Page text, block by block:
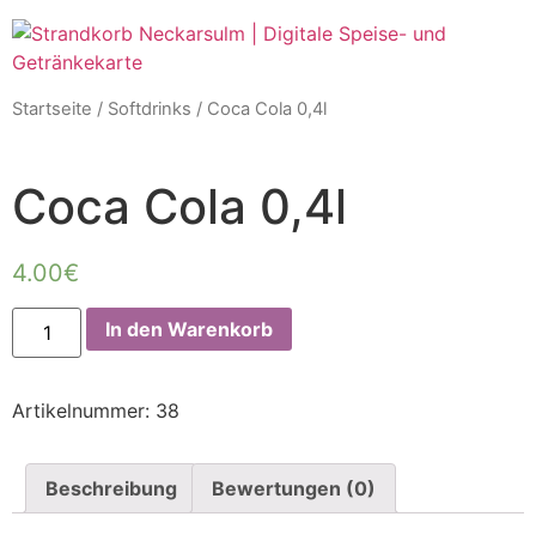
Startseite / Softdrinks / Coca Cola 0,4l
Coca Cola 0,4l
4.00€
In den Warenkorb
Artikelnummer: 38
Beschreibung Bewertungen (0)